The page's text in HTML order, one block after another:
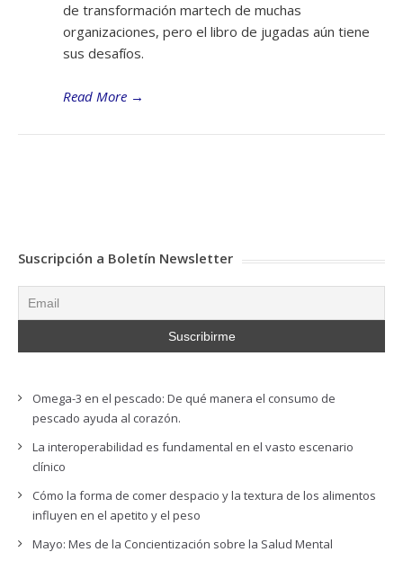
de transformación martech de muchas
organizaciones, pero el libro de jugadas aún tiene
sus desafíos.
Read More →
Suscripción a Boletín Newsletter
Omega-3 en el pescado: De qué manera el consumo de
pescado ayuda al corazón.
La interoperabilidad es fundamental en el vasto escenario
clínico
Cómo la forma de comer despacio y la textura de los alimentos
influyen en el apetito y el peso
Mayo: Mes de la Concientización sobre la Salud Mental